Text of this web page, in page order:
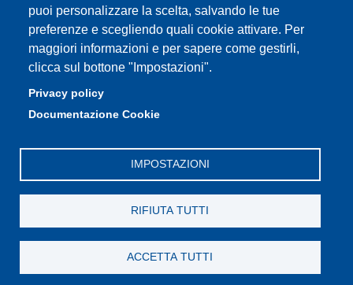
puoi personalizzare la scelta, salvando le tue
preferenze e scegliendo quali cookie attivare. Per
maggiori informazioni e per sapere come gestirli,
clicca sul bottone "Impostazioni".
Privacy policy
Documentazione Cookie
IMPOSTAZIONI
RIFIUTA TUTTI
ACCETTA TUTTI
Sede di Modena: Via Campi 287 - 41125 Modena
Tel. 059 2055140 - 059 2055144 - 059 2058527
Sede di Reggio Emilia: Via Amendola 2 (Padiglione Besta) -
42122 Reggio Emilia
E-mail: direttore.scienzevita@unimore.it
PEC: dsdv@pec.unimore.it